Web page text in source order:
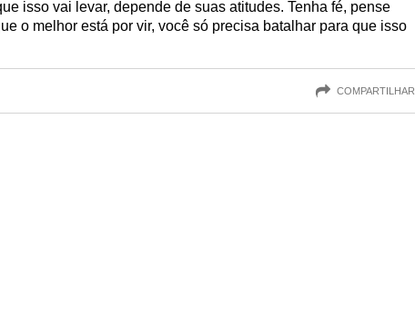
isso vai levar, depende de suas atitudes. Tenha fé, pense
o melhor está por vir, você só precisa batalhar para que isso
COMPARTILHAR